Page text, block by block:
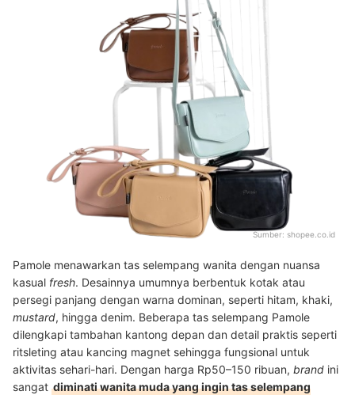
Sumber: shopee.co.id
Pamole menawarkan tas selempang wanita dengan nuansa
kasual fresh. Desainnya umumnya berbentuk kotak atau
persegi panjang dengan warna dominan, seperti hitam, khaki,
mustard, hingga denim. Beberapa tas selempang Pamole
dilengkapi tambahan kantong depan dan detail praktis seperti
ritsleting atau kancing magnet sehingga fungsional untuk
aktivitas sehari-hari. Dengan harga Rp50–150 ribuan, brand ini
sangat diminati wanita muda yang ingin tas selempang